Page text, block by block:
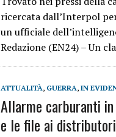
ricercata dall’Interpol
un ufficiale
Redazione (EN24) – Un
ATTUALITÀ, GUERRA, IN
Allarme carburanti
e le file ai